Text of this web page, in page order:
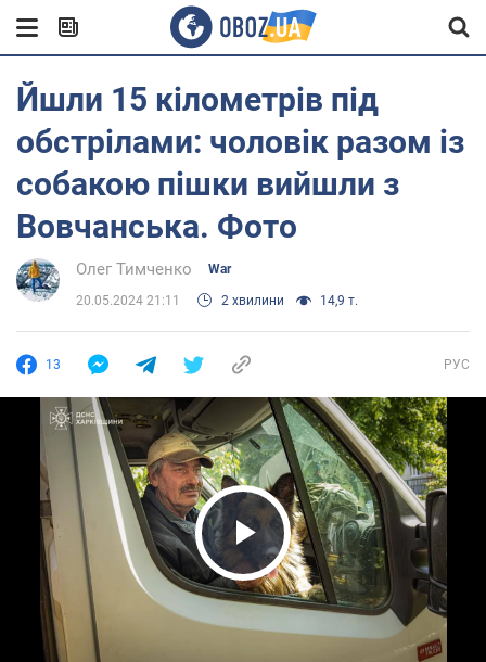
Йшли 15 кілометрів під
обстрілами: чоловік разом із
собакою пішки вийшли з
Вовчанська. Фото
Олег Тимченко War
20.05.2024 21:11 2 хвилини 14,9 т.
13 РУС
Play Video